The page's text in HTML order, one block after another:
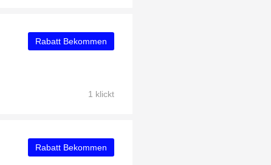
Rabatt Bekommen
1 klickt
Rabatt Bekommen